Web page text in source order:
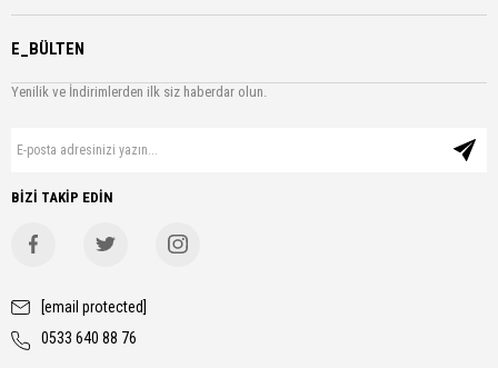
E_BÜLTEN
Yenilik ve İndirimlerden ilk siz haberdar olun.
BİZİ TAKİP EDİN
[email protected]
0533 640 88 76